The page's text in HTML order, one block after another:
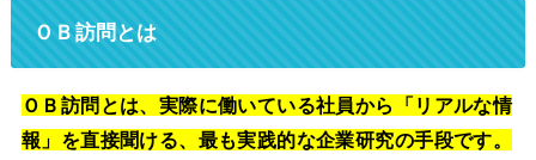
ＯＢ訪問とは
ＯＢ訪問とは、実際に働いている社員から「リアルな情
報」を直接聞ける、最も実践的な企業研究の手段です。